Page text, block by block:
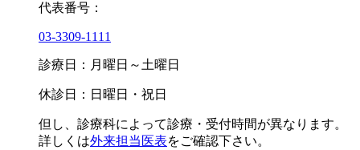
代表番号：
03-3309-1111
診療日：月曜日～土曜日
休診日：日曜日・祝日
但し、診療科によって診療・受付時間が異なります。
詳しくは外来担当医表をご確認下さい。